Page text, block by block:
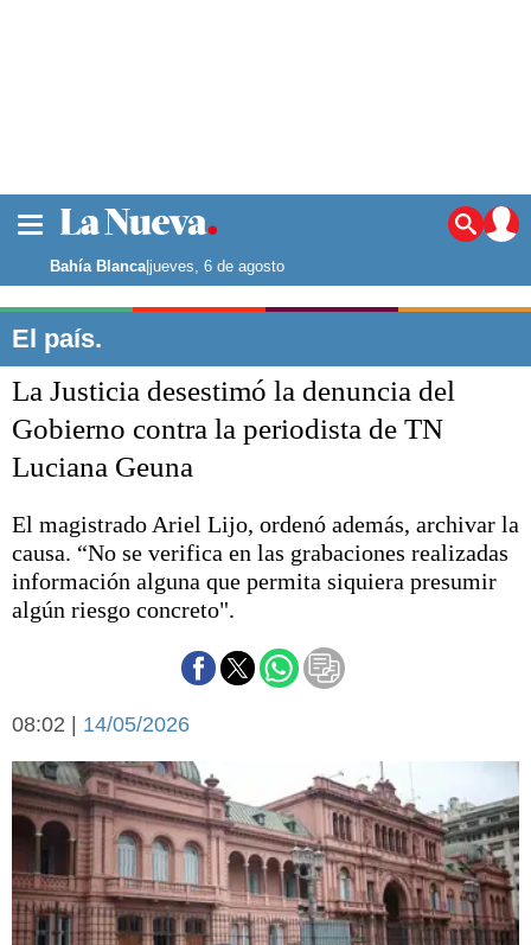
Noticias
La ciudad
Punta Alta
El mundo
Seguridad
Opinión
Liga del Sur
Básquetbol
Fútbol
Cines
Economía y campo
Espacio empresas
Sociedad y tiempo
libre
Sociedad
Tecnología
Turismo
Salud
Es viral
Bahía Blanca|jueves, 6 de agosto
El país.
La Justicia desestimó la denuncia del
Gobierno contra la periodista de TN
Luciana Geuna
El magistrado Ariel Lijo, ordenó además, archivar la
causa. “No se verifica en las grabaciones realizadas
información alguna que permita siquiera presumir
algún riesgo concreto".
08:02 | 14/05/2026